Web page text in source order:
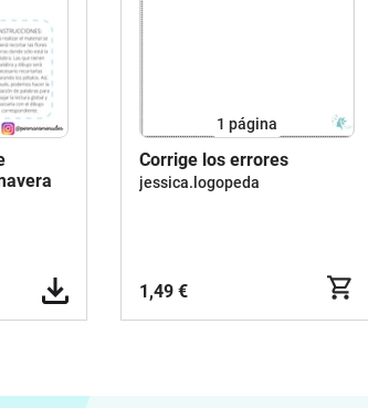
1 página
Corrige los errores
jessica.logopeda
1,49 €